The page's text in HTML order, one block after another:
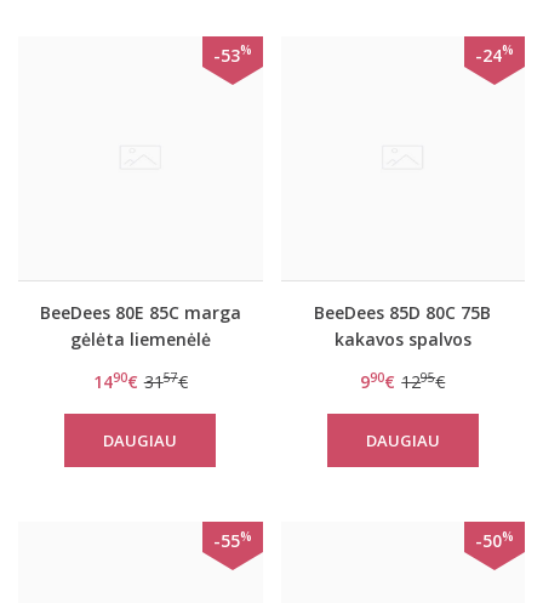
-53%
BeeDees 80E 85C marga
gėlėta liemenėlė
1490€ 3157€
DAUGIAU
-24%
BeeDees 85D 80C 75B
kakavos spalvos
day WM
990€ 1295€
DAUGIAU
-55% -50%